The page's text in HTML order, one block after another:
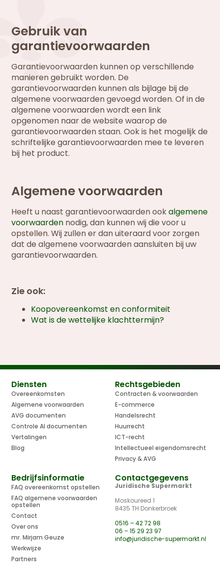
Gebruik van
garantievoorwaarden
Garantievoorwaarden kunnen op verschillende
manieren gebruikt worden. De
garantievoorwaarden kunnen als bijlage bij de
algemene voorwaarden gevoegd worden. Of in de
algemene voorwaarden wordt een link
opgenomen naar de website waarop de
garantievoorwaarden staan. Ook is het mogelijk de
schriftelijke garantievoorwaarden mee te leveren
bij het product.
Algemene voorwaarden
Heeft u naast garantievoorwaarden ookalgemene
voorwaarden nodig, dan kunnen wij die voor u
opstellen. Wij zullen er dan uiteraard voor zorgen
dat de algemene voorwaarden aansluiten bij uw
garantievoorwaarden.
Zie ook:
Koopovereenkomst en conformiteit
Wat is de wettelijke klachttermijn?
Diensten
Overeenkomsten
Algemene voorwaarden
AVG documenten
Controle AI documenten
Vertalingen
Blog
Rechtsgebieden
Contracten & voorwaarden
E-commerce
Handelsrecht
Huurrecht
ICT-recht
Intellectueel eigendomsrecht
Privacy & AVG
Bedrijfsinformatie
FAQ overeenkomst opstellen
FAQ algemene voorwaarden
opstellen
Contact
Over ons
mr. Mirjam Geuze
Werkwijze
Partners
Contactgegevens
Juridische Supermarkt
Moskoureed 1
8435 TH Donkerbroek
0516 – 42 72 98
06 – 15 29 23 97
info@juridische-supermarkt.nl